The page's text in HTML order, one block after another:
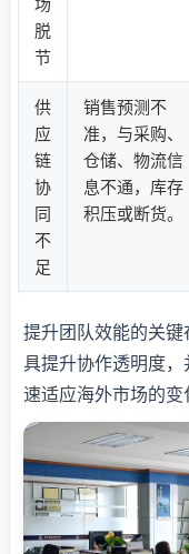
脱
节
供
应
链
协
同
不
足
销售预测不
准，与采购、
仓储、物流信
息不通，库存
积压或断货。
提升团队效能的关
具提升协作透明度
速适应海外市场的变